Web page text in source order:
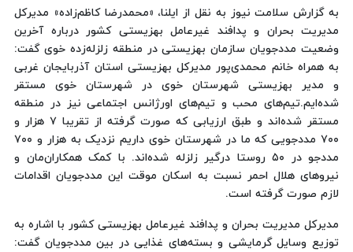
به گزارش سلامت نیوز به نقل از ایلنا، «محمدرضا کاظم‌زاده» مدیرکل
مدیریت بحران و پدافند غیرعامل بهزیستی کشور درباره آخرین
وضعیت مددجویان سازمان بهزیستی در منطقه زلزله‌زده خوی گفت:
به همراه خانم محمدی‌پور مدیرکل بهزیستی استان آذربایجان غربی
و مدیر بهزیستی شهرستان خوی در شهرستان خوی مستقر
شده‌ایم.تیم‌های محب و تیم‌های اورژانس اجتماعی نیز در منطقه
مستقر شده‌اند و طبق ارزیابی که صورت گرفته از تقریبا ۷ هزار و
۷۰۰ مددجویی که ما در شهرستان خوی داریم نزدیک به هزار و ۷۰۰
مددجو در ۵۰ روستا درگیر زلزله شده‌اند. با کمک همکاران‌مان و
نیروهای هلال احمر نسبت به اسکان موقت این مددجویان اقدامات
لازم صورت گرفته است.
مدیرکل مدیریت بحران و پدافند غیرعامل بهزیستی کشور با اشاره به
توزیع وسایل گرمایشی و بسته‌های غذایی در بین مددجویان گفت: